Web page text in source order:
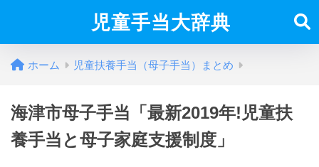
児童手当大辞典
ホーム 児童扶養手当（母子手当）まとめ
海津市母子手当「最新2019年!児童扶
養手当と母子家庭支援制度」